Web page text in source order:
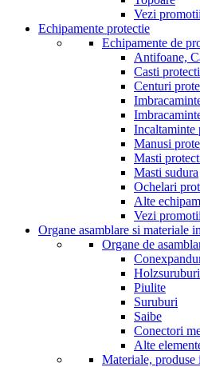
Vezi
Echipamente protectie
Echipamente de
Antifoane,
Casti
Centuri
Incaltaminte
Manusi
Masti
Masti sudura
Ochelari
Alte
Vezi
Organe asamblare si materiale
Organe de
Holzsuruburi
Piulite
Suruburi
Saibe
Conectori
Alte
Materiale, produse